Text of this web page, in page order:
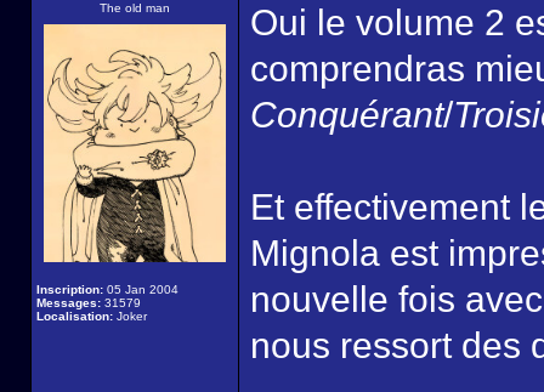
The old man
Inscription: 05 Jan 2004
Messages: 31579
Localisation: Joker
Oui le volume 2
comprendras
Conquérant/
Et effectivement
Mignola est
nouvelle fois
nous ressort des